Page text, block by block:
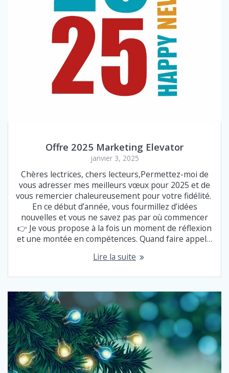
Offre 2025 Marketing Elevator
janvier 3, 2025
Chères lectrices, chers lecteurs,Permettez-moi de
vous adresser mes meilleurs vœux pour 2025 et de
vous remercier chaleureusement pour votre fidélité.
En ce début d’année, vous fourmillez d’idées
nouvelles et vous ne savez pas par où commencer
👉 Je vous propose à la fois un moment de réflexion
et une montée en compétences. Quand faire appel…
Lire la suite